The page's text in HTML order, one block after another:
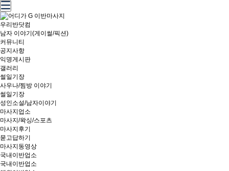
우리반닷컴
남자 이야기(게이썰/픽션)
커뮤니티
공지사항
익명게시판
갤러리
썰일기장
사우나/찜방 이야기
썰일기장
성인소설/남자이야기
마사지업소
마사지/왁싱/스포츠
마사지후기
묻고답하기
마사지동영상
국내이반업소
국내이반업소